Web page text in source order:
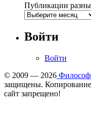
Публикации
Войти
Войти
© 2009 — 2026
защищены. Копирование
сайт запрещено!